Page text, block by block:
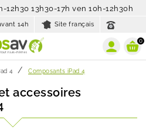
13h30-17h ven 10h-12h30h
14h Site français
0
4 Composants iPad 4
accessoires